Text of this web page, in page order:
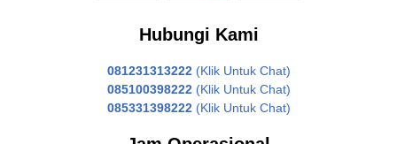
Hubungi Kami
081231313222 (Klik Untuk Chat)
085100398222 (Klik Untuk Chat)
085331398222 (Klik Untuk Chat)